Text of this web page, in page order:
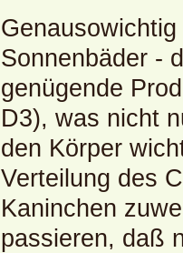
Sonnenbäder -
genügende
D3), was nicht
den Körper
Verteilung des
Kaninchen
passieren, daß